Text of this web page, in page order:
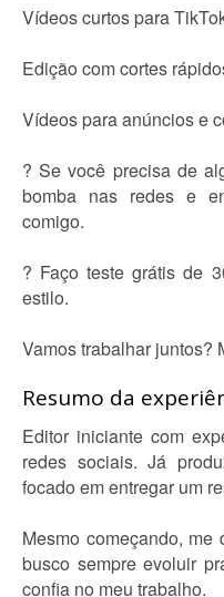
Vídeos curtos para
Edição com cortes
Vídeos para anúncios e
? Se você precisa de
bomba nas redes e
comigo.
? Faço teste grátis de
estilo.
Vamos trabalhar juntos?
Resumo da
Editor iniciante com
redes sociais. Já
focado em entregar um
Mesmo começando,
busco sempre evoluir
confia no meu trabalho.